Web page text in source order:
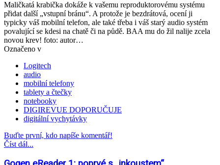
Maličkatá krabička dokáže k vašemu reproduktorovému systému
přidat další „vstupní bránu“. A protože je bezdrátová, ocení ji
typicky váš mobilní telefon, ale také třeba i váš starý audio systém
povalující se kdesi na chatě či na půdě. BAA mu do žil nalije zcela
novou krev! foto: autor…
Označeno v
Logitech
audio
mobilní telefony
tablety a čtečky
notebooky
DIGIREVUE DOPORUČUJE
digitální vychytávky
Buďte první, kdo napíše komentář!
Číst dál...